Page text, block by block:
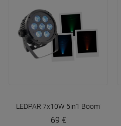
LEDPAR 7x10W 5in1 BoomTone DJ
69 €